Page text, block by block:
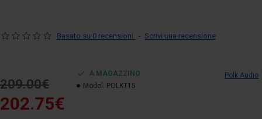
Basato su 0 recensioni. - Scrivi una recensione
202.75€
209.00€
A MAGAZZINO
Model: POLKT15
Polk Audio